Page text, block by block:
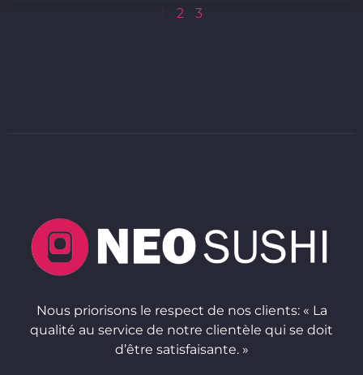
2 3
Nous priorisons le respect de nos clients: « La
qualité au service de notre clientèle qui se doit
d’être satisfaisante. »